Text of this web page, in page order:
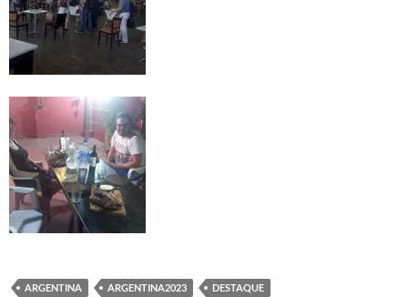
ARGENTINA ARGENTINA2023 DESTAQUE